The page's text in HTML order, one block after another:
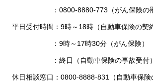
：0800-8880-773（がん保険の
平日受付時間：9時～18時（自動車保険の契
：9時～17時30分（がん保険）
：終日（自動車保険の事故受付）
休日相談窓口：0800-8888-831（自動車保険